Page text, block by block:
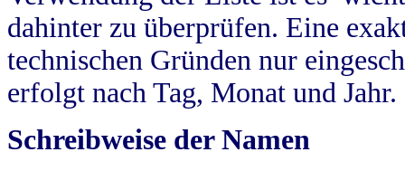
dahinter zu überprüfen. Eine
technischen Gründen nur
erfolgt nach Tag, Monat und Jahr.
Schreibweise der Namen